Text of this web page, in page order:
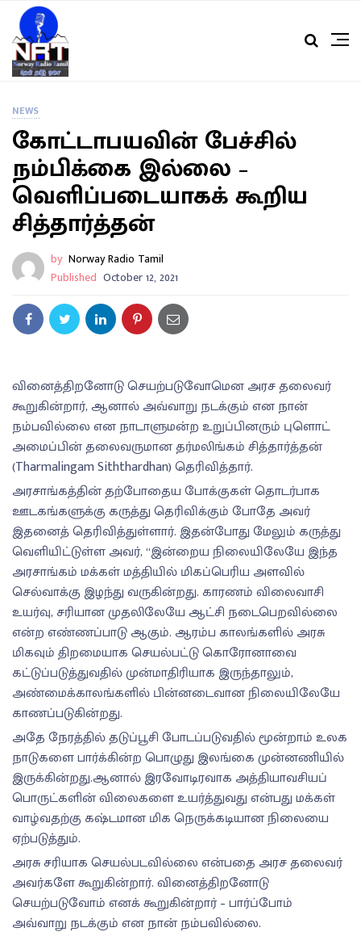
NEWS
கோட்டாபயவின் பேச்சில்
நம்பிக்கை இல்லை –
வெளிப்படையாகக் கூறிய
சித்தார்த்தன்
by Norway Radio Tamil
Published October 12, 2021
வினைத்திறனோடு செயற்படுவோமென அரச தலைவர்
கூறுகின்றார், ஆனால் அவ்வாறு நடக்கும் என நான்
நம்பவில்லை என நாடாளுமன்ற உறுப்பினரும் புளொட்
அமைப்பின் தலைவருமான தர்மலிங்கம் சித்தார்த்தன்
(Tharmalingam Siththardhan) தெரிவித்தார்.
அரசாங்கத்தின் தற்போதைய போக்குகள் தொடர்பாக
ஊடகங்களுக்கு கருத்து தெரிவிக்கும் போதே அவர்
இதனைத் தெரிவித்துள்ளார். இதன்போது மேலும் கருத்து
வெளியிட்டுள்ள அவர், “இன்றைய நிலையிலேயே இந்த
அரசாங்கம் மக்கள் மத்தியில் மிகப்பெரிய அளவில்
செல்வாக்கு இழந்து வருகின்றது. காரணம் விலைவாசி
உயர்வு, சரியான முதலிலேயே ஆட்சி நடைபெறவில்லை
என்ற எண்ணப்பாடு ஆகும். ஆரம்ப காலங்களில் அரசு
மிகவும் திறமையாக செயல்பட்டு கொரோனாவை
கட்டுப்படுத்துவதில் முன்மாதிரியாக இருந்தாலும்,
அண்மைக்காலங்களில் பின்னடைவான நிலையிலேயே
காணப்படுகின்றது.
அதே நேரத்தில் தடுப்பூசி போடப்படுவதில் மூன்றாம் உலக
நாடுகளை பார்க்கின்ற பொழுது இலங்கை முன்னணியில்
இருக்கின்றது.ஆனால் இரவோடிரவாக அத்தியாவசியப்
பொருட்களின் விலைகளை உயர்த்துவது என்பது மக்கள்
வாழ்வதற்கு கஷ்டமான மிக நெருக்கடியான நிலையை
ஏற்படுத்தும்.
அரசு சரியாக செயல்படவில்லை என்பதை அரச தலைவர்
அவர்களே கூறுகின்றார். வினைத்திறனோடு
செயற்படுவோம் எனக் கூறுகின்றார் – பார்ப்போம்
அவ்வாறு நடக்கும் என நான் நம்பவில்லை.